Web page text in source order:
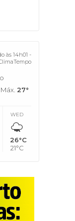
às 14h01 -
Máx. 27°
WED
26°C
21°C